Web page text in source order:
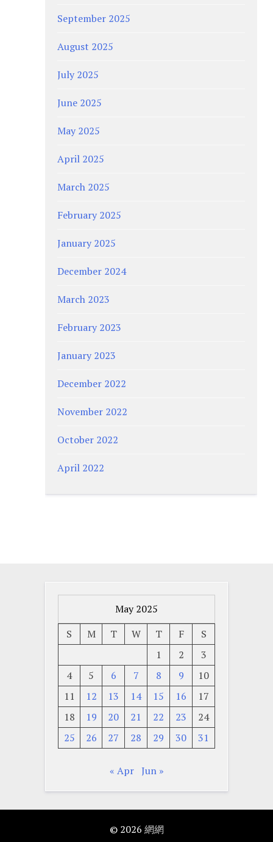
September 2025
August 2025
July 2025
June 2025
May 2025
April 2025
March 2025
February 2025
January 2025
December 2024
March 2023
February 2023
January 2023
December 2022
November 2022
October 2022
April 2022
May 2025
S
M T W T F
S
1
2
3
4
5 6 7 8 9
10
11
12 13 14 15 16
17
18
19 20 21 22 23
24
25
26 27 28 29 30 31
« Apr Jun »
© 2026 網網